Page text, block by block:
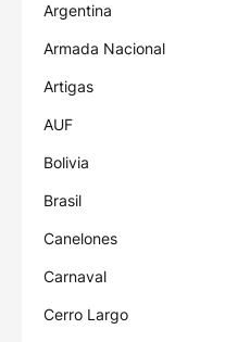
Argentina
Armada Nacional
Artigas
AUF
Bolivia
Brasil
Canelones
Carnaval
Cerro Largo